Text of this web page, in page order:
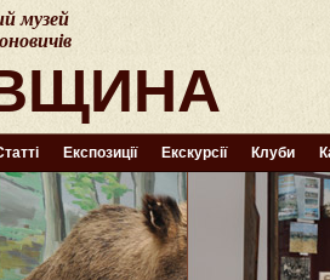
музей
Експозиції Екскурсії Клуби